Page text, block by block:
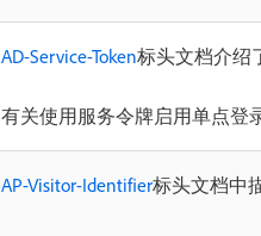
AD-Service-Token标头文档介绍
有关使用服务令牌启用单点登
AP-Visitor-Identifier标头文档中